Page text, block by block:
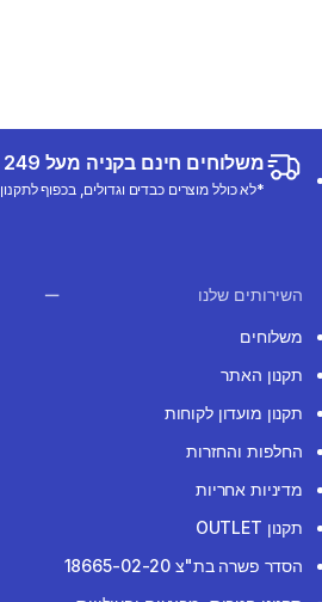
משלוחים חינם בקניה מעל 249 ש"ח
*לא כולל מוצרים כבדים וגדולים, בכפוף לתקנון
השירותים שלנו
משלוחים
תקנון האתר
תקנון מועדון לקוחות
החלפות והחזרות
מדיניות אחריות
תקנון OUTLET
הסדר פשרה בת"צ 18665-02-20